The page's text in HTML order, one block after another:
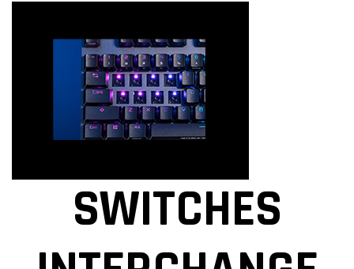
SWITCHES